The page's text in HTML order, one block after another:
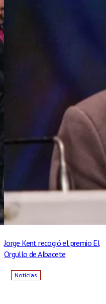
Jorge Kent recogió el premio El
Orgullo de Albacete
Noticias